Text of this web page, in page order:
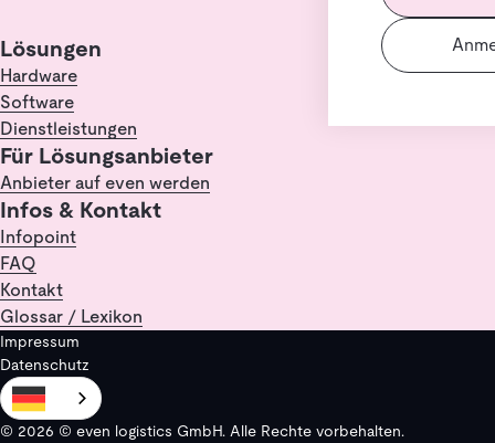
Lösungen
Hardware
Software
Dienstleistungen
Für Lösungsanbieter
Anbieter auf even werden
Infos & Kontakt
Infopoint
FAQ
Kontakt
Glossar / Lexikon
Impressum
Datenschutz
© 2026 © even logistics GmbH. Alle Rechte vorbehalten.